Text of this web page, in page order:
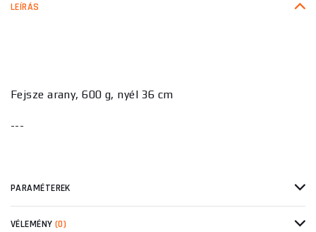
LEÍRÁS
Fejsze arany, 600 g, nyél 36 cm
---
PARAMÉTEREK
VÉLEMÉNY (0)